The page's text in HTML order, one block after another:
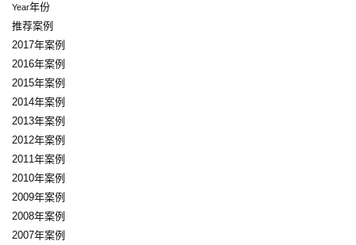
Year年份
推荐案例
2017年案例
2016年案例
2015年案例
2014年案例
2013年案例
2012年案例
2011年案例
2010年案例
2009年案例
2008年案例
2007年案例